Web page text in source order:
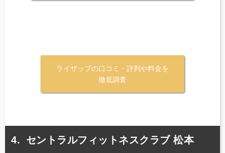
ライザップの口コミ・評判や料金を
徹底調査
セントラルフィットネスクラブ 松本